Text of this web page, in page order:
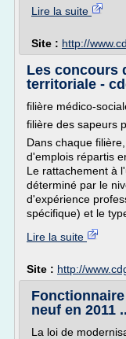
Lire la suite
Site : http://
Les concours
territoriale -
filière médico-
filière des sapeurs
Dans chaque
d'emplois répartis
Le rattachement à
déterminé par le
d'expérience
spécifique) et le
Lire la suite
Site : http://
neuf en 2011
La loi de